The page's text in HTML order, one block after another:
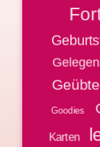
Goodies
Karten